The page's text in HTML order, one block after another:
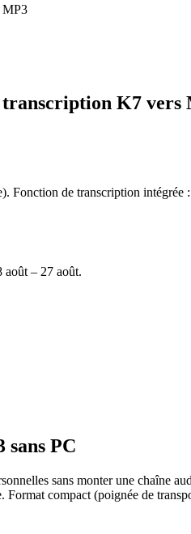
MP3
transcription K7 vers
Fonction de transcription
août – 27 août.
sans PC
sans monter une chaîne
compact (poignée de